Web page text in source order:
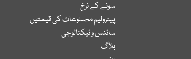
سونے کے نرخ
پیٹرولیم مصنوعات کی قیمتیں
سائنس و ٹیکنالوجی
بلاگ